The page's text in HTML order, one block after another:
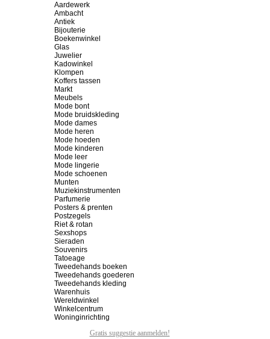
Aardewerk
Ambacht
Antiek
Bijouterie
Boekenwinkel
Glas
Juwelier
Kadowinkel
Klompen
Koffers tassen
Markt
Meubels
Mode bont
Mode bruidskleding
Mode dames
Mode heren
Mode hoeden
Mode kinderen
Mode leer
Mode lingerie
Mode schoenen
Munten
Muziekinstrumenten
Parfumerie
Posters & prenten
Postzegels
Riet & rotan
Sexshops
Sieraden
Souvenirs
Tatoeage
Tweedehands boeken
Tweedehands goederen
Tweedehands kleding
Warenhuis
Wereldwinkel
Winkelcentrum
Woninginrichting
Gratis suggestie aanmelden!